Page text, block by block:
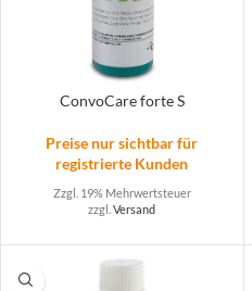
ConvoCare forte S
Preise nur sichtbar für
registrierte Kunden
Zzgl. 19% Mehrwertsteuer
zzgl.Versand